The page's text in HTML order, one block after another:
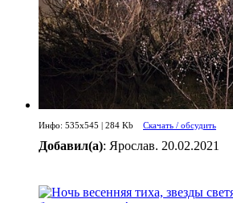
Инфо: 535х545 | 284 Kb Скачать / обсудить
Добавил(а): Ярослав. 20.02.2021